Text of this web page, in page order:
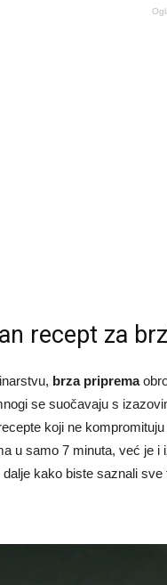
recept za
brza priprema
se suočavaju s
koji ne
u samo 7 minuta, već je
kako biste saznali